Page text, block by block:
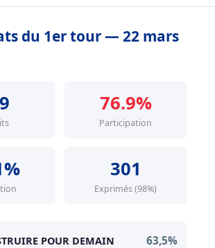
du 1er tour — 22 mars
76.9%
Participation
301
Exprimés (98%)
POUR DEMAIN 63,5%